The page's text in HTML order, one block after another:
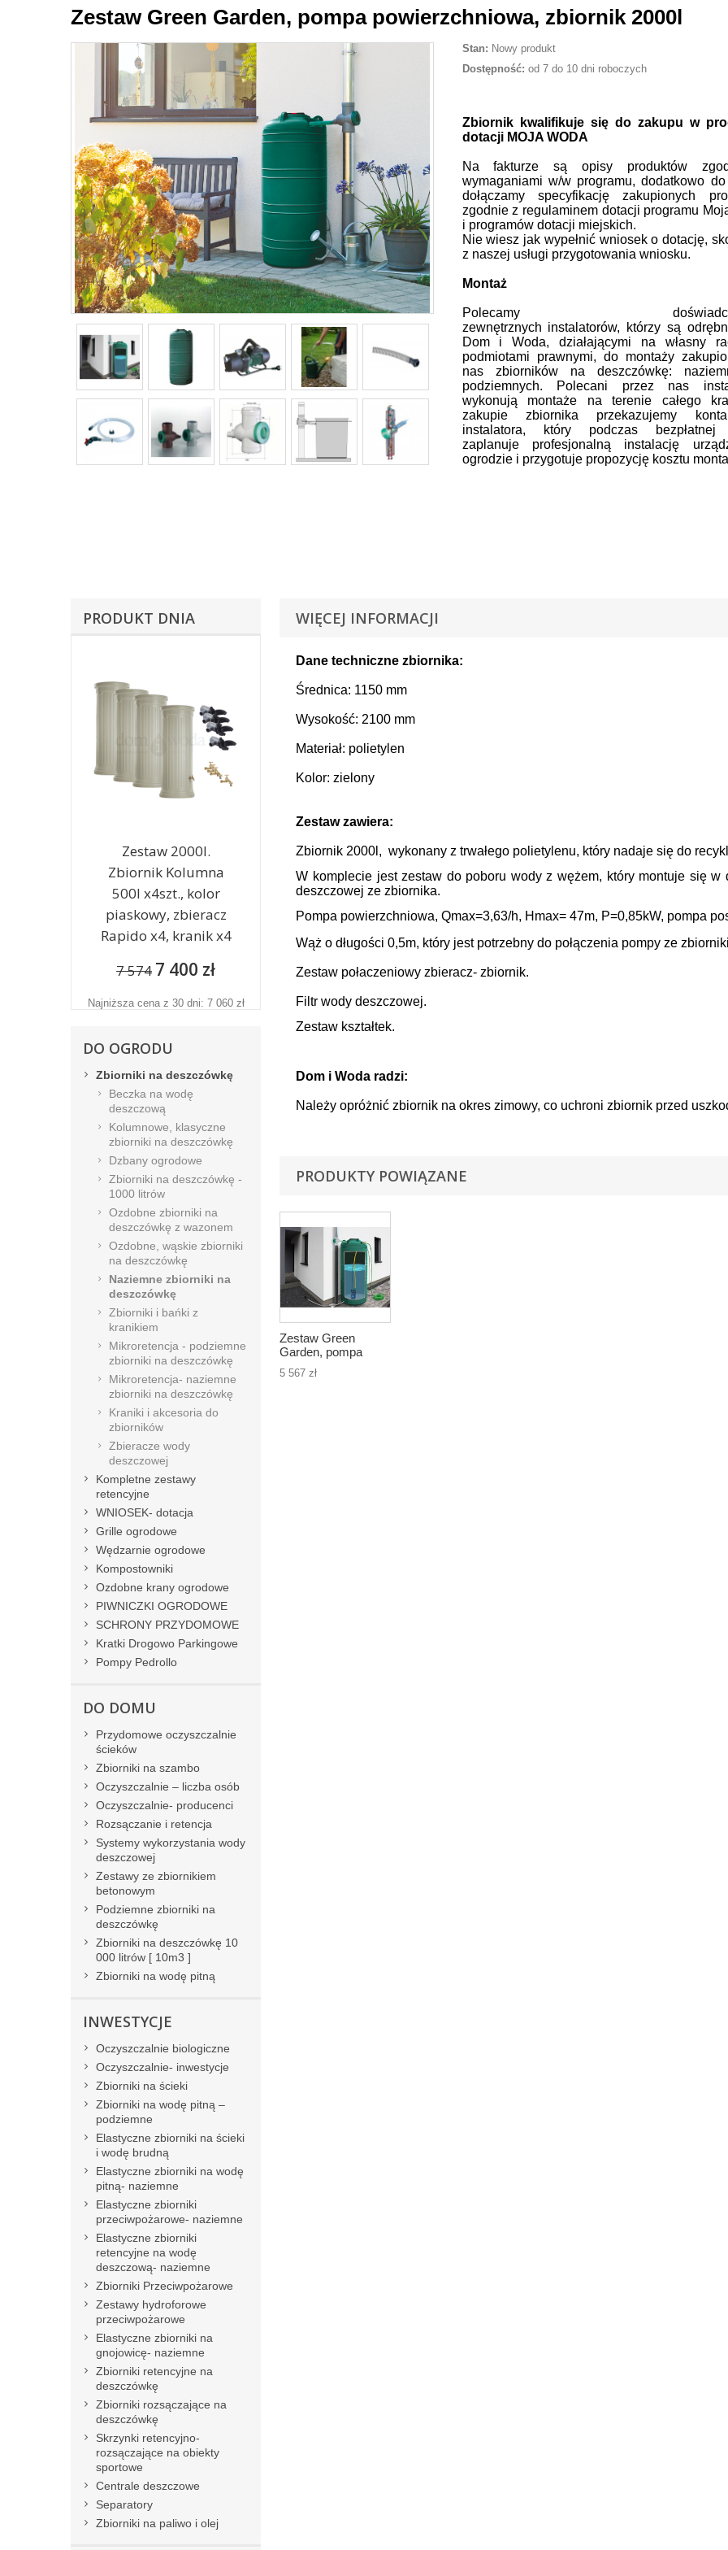
Zestaw Green Garden, pompa powierzchniowa, zbiornik 2000l
Stan: Nowy produkt
Dostępność: od 7 do 10 dni roboczych
Zbiornik kwalifikuje się do zakupu w
dotacji MOJA WODA
Na fakturze są opisy produktów
wymaganiami w/w programu, dodatkowo
dołączamy specyfikację zakupionych
zgodnie z regulaminem dotacji programu
i programów dotacji miejskich.
Nie wiesz jak wypełnić wniosek o dotację,
z naszej usługi przygotowania wniosku.
Montaż
Polecamy
zewnętrznych instalatorów, którzy są
Dom i Woda, działającymi na własny
podmiotami prawnymi, do montaży
nas zbiorników na deszczówkę:
podziemnych. Polecani przez nas
wykonują montaże na terenie całego
zakupie zbiornika przekazujemy
instalatora, który podczas bezpłatnej
zaplanuje profesjonalną instalację
ogrodzie i przygotuje propozycję kosztu
WIĘCEJ INFORMACJI
Dane techniczne zbiornika:
Średnica: 1150 mm
Wysokość: 2100 mm
Materiał: polietylen
Kolor: zielony
Zestaw zawiera:
Zbiornik 2000l, wykonany z trwałego polietylenu, który nadaje się do
W komplecie jest zestaw do poboru wody z wężem, który montuje się
deszczowej ze zbiornika.
Pompa powierzchniowa, Qmax=3,63/h, Hmax= 47m, P=0,85kW, pompa
Wąż o długości 0,5m, który jest potrzebny do połączenia pompy ze
Zestaw połaczeniowy zbieracz- zbiornik.
Filtr wody deszczowej.
Zestaw kształtek.
Dom i Woda radzi:
Należy opróżnić zbiornik na okres zimowy, co uchroni zbiornik przed
PRODUKTY POWIĄZANE
Zestaw Green
Garden, pompa
zatapialna, zbiornik
2000l
5 567 zł
PRODUKT DNIA
Zestaw 2000l.
Zbiornik Kolumna
500l x4szt., kolor
piaskowy, zbieracz
Rapido x4, kranik x4
7 574 7 400 zł
Najniższa cena z 30 dni: 7 060 zł
DO OGRODU
Zbiorniki na deszczówkę
Beczka na wodę
deszczową
Kolumnowe, klasyczne
zbiorniki na deszczówkę
Dzbany ogrodowe
Zbiorniki na deszczówkę -
1000 litrów
Ozdobne zbiorniki na
deszczówkę z wazonem
Ozdobne, wąskie zbiorniki
na deszczówkę
Naziemne zbiorniki na
deszczówkę
Zbiorniki i bańki z
kranikiem
Mikroretencja - podziemne
zbiorniki na deszczówkę
Mikroretencja- naziemne
zbiorniki na deszczówkę
Kraniki i akcesoria do
zbiorników
Zbieracze wody
deszczowej
Kompletne zestawy
retencyjne
WNIOSEK- dotacja
Grille ogrodowe
Wędzarnie ogrodowe
Kompostowniki
Ozdobne krany ogrodowe
PIWNICZKI OGRODOWE
SCHRONY PRZYDOMOWE
Kratki Drogowo Parkingowe
Pompy Pedrollo
DO DOMU
Przydomowe oczyszczalnie
ścieków
Zbiorniki na szambo
Oczyszczalnie – liczba osób
Oczyszczalnie- producenci
Rozsączanie i retencja
Systemy wykorzystania wody
deszczowej
Zestawy ze zbiornikiem
betonowym
Podziemne zbiorniki na
deszczówkę
Zbiorniki na deszczówkę 10
000 litrów [ 10m3 ]
Zbiorniki na wodę pitną
INWESTYCJE
Oczyszczalnie biologiczne
Oczyszczalnie- inwestycje
Zbiorniki na ścieki
Zbiorniki na wodę pitną –
podziemne
Elastyczne zbiorniki na ścieki
i wodę brudną
Elastyczne zbiorniki na wodę
pitną- naziemne
Elastyczne zbiorniki
przeciwpożarowe- naziemne
Elastyczne zbiorniki
retencyjne na wodę
deszczową- naziemne
Zbiorniki Przeciwpożarowe
Zestawy hydroforowe
przeciwpożarowe
Elastyczne zbiorniki na
gnojowicę- naziemne
Zbiorniki retencyjne na
deszczówkę
Zbiorniki rozsączające na
deszczówkę
Skrzynki retencyjno-
rozsączające na obiekty
sportowe
Centrale deszczowe
Separatory
Zbiorniki na paliwo i olej